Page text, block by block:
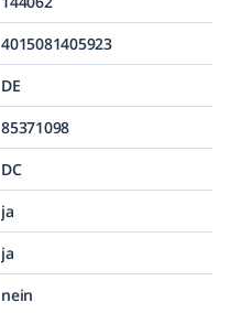
4015081405923
DE
85371098
DC
ja
ja
nein